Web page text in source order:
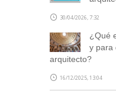
30/04/2026, 7:32
¿Qué
y para
arquitecto?
16/12/2025, 13:04